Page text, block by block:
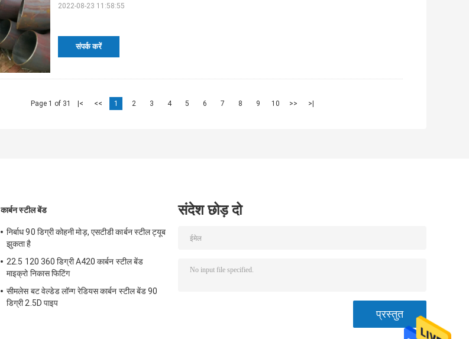
संपर्क करें
2022-08-23 11:58:55
Page 1 of 31 |< << 1 2 3 4 5 6 7 8 9 10 >> >|
कार्बन स्टील बेंड
निर्बाध 90 डिग्री कोहनी मोड़, एसटीडी कार्बन स्टील ट्यूब
झुकता है
22.5 120 360 डिग्री A420 कार्बन स्टील बेंड
माइक्रो निकास फिटिंग
सीमलेस बट वेल्डेड लॉन्ग रेडियस कार्बन स्टील बेंड 90
डिग्री 2.5D पाइप
संदेश छोड़ दो